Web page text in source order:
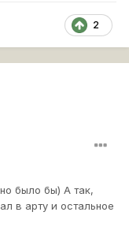
2
было бы) А так,
в арту и остальное